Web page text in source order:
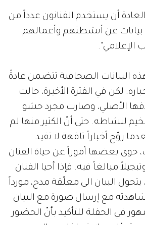
أن يستخدم الفنانون عدداً من
بيانات عن أنشطتهم وأعمالهم
البيانات الصحافية تتضمن عادةً
لكن في الفترة الأخيرة، حالت
الأصلي، وصارت مجرد حشو
لنشاطه. حتى أنّ الكثير منها لم
روّج أخباراً تافهة لا تفيد
حوى بعضها أموراً عن حياة الفنان
مبالغاً فيه. فإذا أحيا الفنان
البيان الى معلّقة مدح، مورداً
مع إرسال صورة مع البيان
في الحفلة للتأكيد بأنّ الحضور